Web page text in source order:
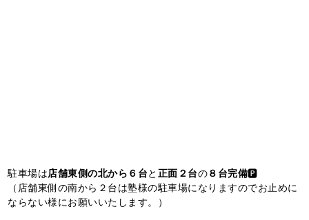
駐車場は店舗東側の北から６台と 正面２台の８台完備🅿️
（店舗東側の南から２台は塾様の駐車場になりますのでお止めに
ならない様にお願いいたします。）